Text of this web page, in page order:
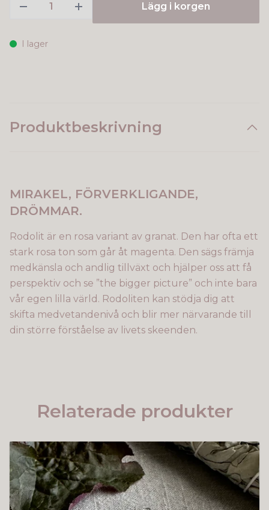
Lägg i korgen
I lager
Produktbeskrivning
MIRAKEL, FÖRVERKLIGANDE,
DRÖMMAR.
Rodolit är en rosa variant av granat. Den har ofta ett
stark rosa ton som går åt magenta. Den sägs främja
medkänsla och andlig tillväxt och hjälper oss att få
perspektiv och se ”the bigger picture” och inte bara
vår egen lilla värld. Rodoliten kan stödja dig att
skifta medvetandenivå och blir mer närvarande till
din större förståelse av livets skeenden.
Relaterade produkter